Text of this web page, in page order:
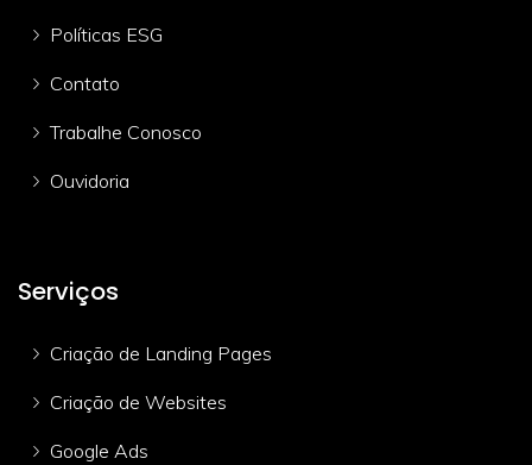
Políticas ESG
Contato
Trabalhe Conosco
Ouvidoria
Serviços
Criação de Landing Pages
Criação de Websites
Google Ads